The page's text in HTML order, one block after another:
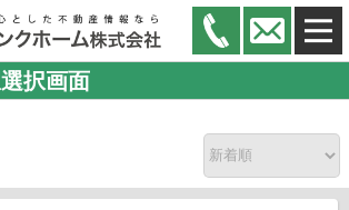
択画面